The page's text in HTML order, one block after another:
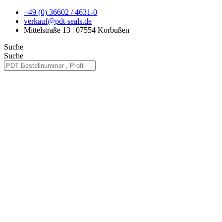
Zum
Inhalt
springen
+49 (0) 36602 / 4631-0
verkauf@pdt-seals.de
Mittelstraße 13 | 07554 Korbußen
Suche
Suche